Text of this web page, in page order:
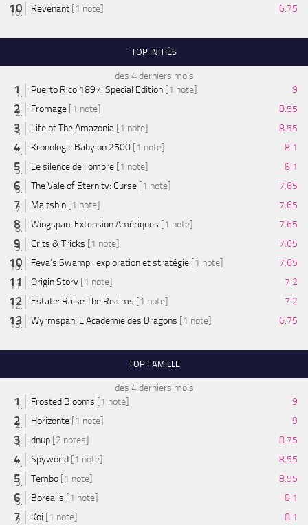
Revenant [1 note] 6.75
TOP INITIÉS
des 4 derniers mois
Puerto Rico 1897: Special Edition [1 note]
9
Fromage [1 note]
8.55
Life of The Amazonia [1 note]
8.55
Kronologic Babylon 2500 [1 note]
8.1
Le silence de l'ombre [1 note]
8.1
The Vale of Eternity: Curse [1 note]
7.65
Maitshin [1 note]
7.65
Wingspan: Extension Amériques [1 note]
7.65
Crits & Tricks [1 note]
7.65
Feya’s Swamp : exploration et stratégie [1 note]
7.65
Origin Story [1 note]
7.2
Estate: Raise The Realms [1 note]
7.2
Wyrmspan: L'Académie des Dragons [1 note] 6.75
TOP FAMILLE
des 4 derniers mois
Frosted Blooms [1 note]
9
Horizonte [1 note]
9
dnup [2 notes]
8.75
Spyworld [1 note]
8.55
Tembo [1 note]
8.55
Borealis [1 note]
8.1
Koi [1 note] 8.1